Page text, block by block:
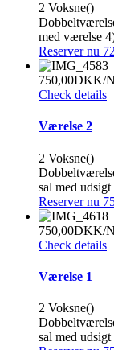
2 Voksne()
med værelse
Reserver nu
750,00DKK/
Check details
Værelse 2
2 Voksne()
sal med udsigt
Reserver nu
750,00DKK/
Check details
Værelse 1
2 Voksne()
sal med